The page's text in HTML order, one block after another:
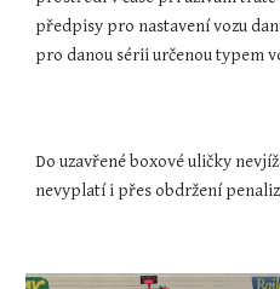
předpisy pro nastavení vozu
pro danou sérii určenou typem
Do uzavřené boxové uličky
nevyplatí i přes obdržení